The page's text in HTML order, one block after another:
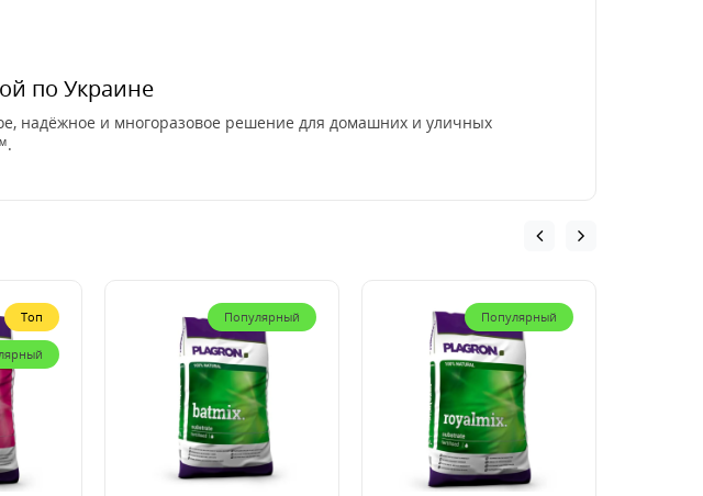
по Украине
надёжное и многоразовое решение для домашних и уличных
Топ Популярный Популярный